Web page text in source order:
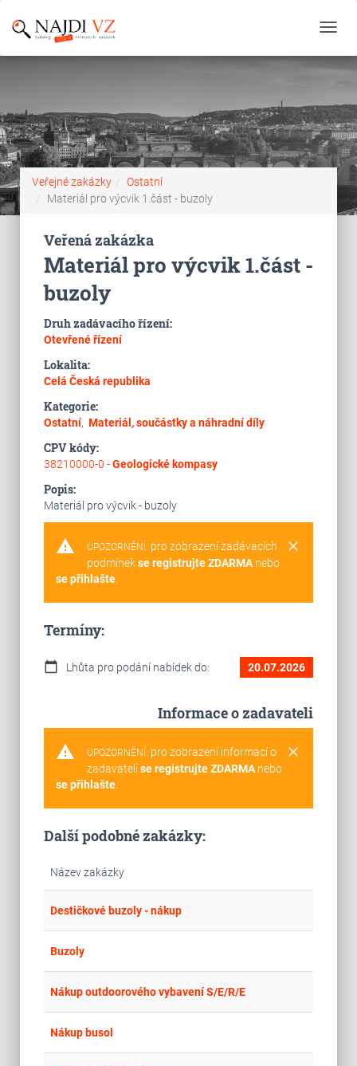
Veřejné zakázky
Ostatní
Materiál pro výcvik 1.část - buzoly
Veřená zakázka
Materiál pro výcvik 1.část -
buzoly
Druh zadávacího řízení:
Otevřené řízení
Lokalita:
Celá Česká republika
Kategorie:
Ostatní, Materiál, součástky a náhradní díly
CPV kódy:
38210000-0 -Geologické kompasy
Popis:
Materiál pro výcvik - buzoly
warning clear
UPOZORNĚNÍ: pro zobrazení zadávacích
podmínekse registrujte ZDARMAnebo
se přihlašte.
Termíny:
calendar_today Lhůta pro podání nabídek do: 20.07.2026
Informace o zadavateli
warning clear
UPOZORNĚNÍ: pro zobrazení informací o
zadavateli se registrujte ZDARMAnebo
se přihlašte.
Další podobné zakázky:
Název zakázky
Destičkové buzoly - nákup
Buzoly
Nákup outdoorového vybavení S/E/R/E
Nákup busol